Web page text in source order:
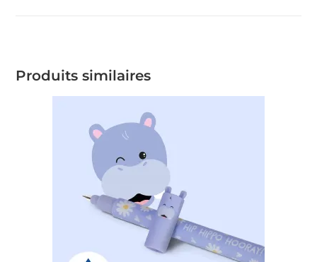
Produits similaires